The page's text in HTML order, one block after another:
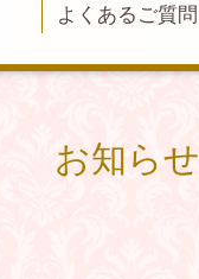
よくあるご質問
お知らせ